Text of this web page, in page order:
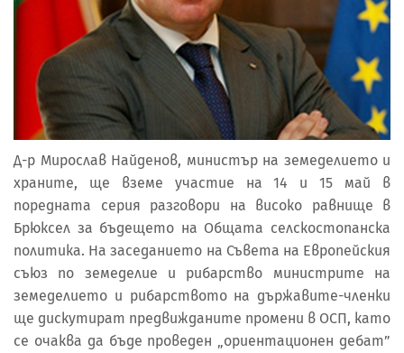
Д-р Мирослав Найденов, министър на земеделието и
храните, ще вземе участие на 14 и 15 май в
поредната серия разговори на високо равнище в
Брюксел за бъдещето на Общата селскостопанска
политика. На заседанието на Съвета на Европейския
съюз по земеделие и рибарство министрите на
земеделието и рибарството на държавите-членки
ще дискутират предвижданите промени в ОСП, като
се очаква да бъде проведен „ориентационен дебат”